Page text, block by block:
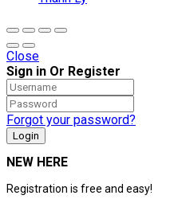
Close
Sign in Or Register
Forgot your password?
NEW HERE
Registration is free and easy!